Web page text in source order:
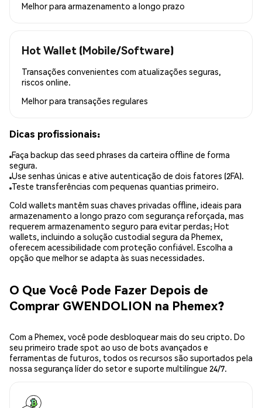
Melhor para armazenamento a longo prazo
Hot Wallet (Mobile/Software)
Transações convenientes com atualizações seguras,
riscos online.
Melhor para transações regulares
Dicas profissionais:
Faça backup das seed phrases da carteira offline de forma
segura.
Use senhas únicas e ative autenticação de dois fatores (2FA).
Teste transferências com pequenas quantias primeiro.
Cold wallets mantêm suas chaves privadas offline, ideais para
armazenamento a longo prazo com segurança reforçada, mas
requerem armazenamento seguro para evitar perdas; Hot
wallets, incluindo a solução custodial segura da Phemex,
oferecem acessibilidade com proteção confiável. Escolha a
opção que melhor se adapta às suas necessidades.
O Que Você Pode Fazer Depois de
Comprar GWENDOLION na Phemex?
Com a Phemex, você pode desbloquear mais do seu cripto. Do
seu primeiro trade spot ao uso de bots avançados e
ferramentas de futuros, todos os recursos são suportados pela
nossa segurança líder do setor e suporte multilíngue 24/7.